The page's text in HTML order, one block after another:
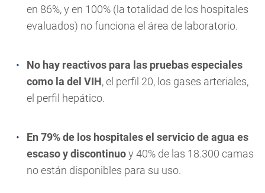
en 86%, y en 100% (la totalidad de los hospitales
evaluados) no funciona el área de laboratorio.
No hay reactivos para las pruebas especiales
como la del VIH, el perfil 20, los gases arteriales,
el perfil hepático.
En 79% de los hospitales el servicio de agua es
escaso y discontinuoy 40% de las 18.300 camas
no están disponibles para su uso.